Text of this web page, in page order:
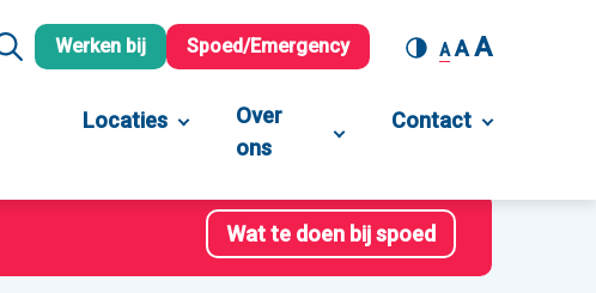
Werken bij Spoed/Emergency A AA
Locaties
Over
ons
Contact
Wat te doen bij spoed